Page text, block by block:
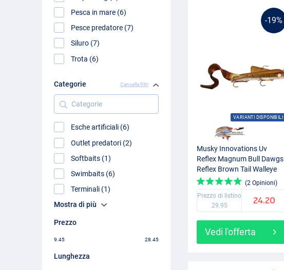
Pesca in mare (6)
Pesce predatore (7)
Siluro (7)
Trota (6)
Categorie Cancella filtri
Categorie
Esche artificiali (6)
Outlet predatori (2)
Softbaits (1)
Swimbaits (6)
Terminali (1)
Mostra di più
Prezzo
9.45 28.45
Lunghezza
-19%
VARIANTI DISPONIBILI
Musky Innovations Uv
Reflex Magnum Bull Dawgs
Reflex Brown Tail Walleye
(2 Opinioni)
Prezzo di listino
29.95
24.20
Vedi l'offerta